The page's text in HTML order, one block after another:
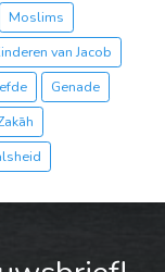
Moslims
van Jacob
Genade